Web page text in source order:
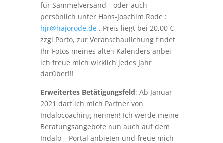
für Sammelversand – oder auch
persönlich unter Hans-Joachim Rode :
hjr@hajorode.de, Preis liegt bei 20,00 €
zzgl Porto, zur Veranschaulichung findet
Ihr Fotos meines alten Kalenders anbei –
ich freue mich wirklich jedes Jahr
darüber!!!
Erweitertes Betätigungsfeld: Ab Januar
2021 darf ich mich Partner von
Indalocoaching nennen! Ich werde meine
Beratungsangebote nun auch auf dem
Indalo – Portal anbieten und freue mich